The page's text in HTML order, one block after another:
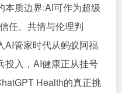
质边界:AI可作为超级
任、共情与伦理判
AI管家时代从蚂蚁阿福
投入，AI健康正从挂号
Health的真正挑